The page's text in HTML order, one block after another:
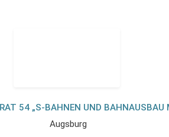
54 „S-BAHNEN UND BAHNAUSBAU
Augsburg